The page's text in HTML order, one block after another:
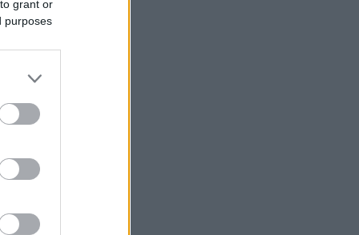
grant or
purposes
του έτους ο χρυσός - Ράλι 5% το ασήμι
Στα ύψη στέγαση, καύσιμα, εκτόξευση
κέντρου ΑΙ από το Λονδίνο στη Silicon
Valley
στρατιωτικά φορτία για την Ουκρανία
στη Μαύρη Θάλασσα
Γαλλία - Στο 8,3%